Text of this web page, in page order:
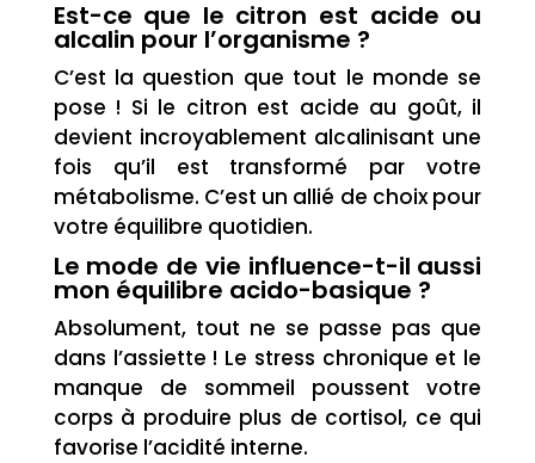
Est-ce que le citron est acide ou
alcalin pour l’organisme ?
C’est la question que tout le monde se
pose ! Si le citron est acide au goût, il
devient incroyablement alcalinisant une
fois qu’il est transformé par votre
métabolisme. C’est un allié de choix pour
votre équilibre quotidien.
Le mode de vie influence-t-il aussi
mon équilibre acido-basique ?
Absolument, tout ne se passe pas que
dans l’assiette ! Le stress chronique et le
manque de sommeil poussent votre
corps à produire plus de cortisol, ce qui
favorise l’acidité interne.